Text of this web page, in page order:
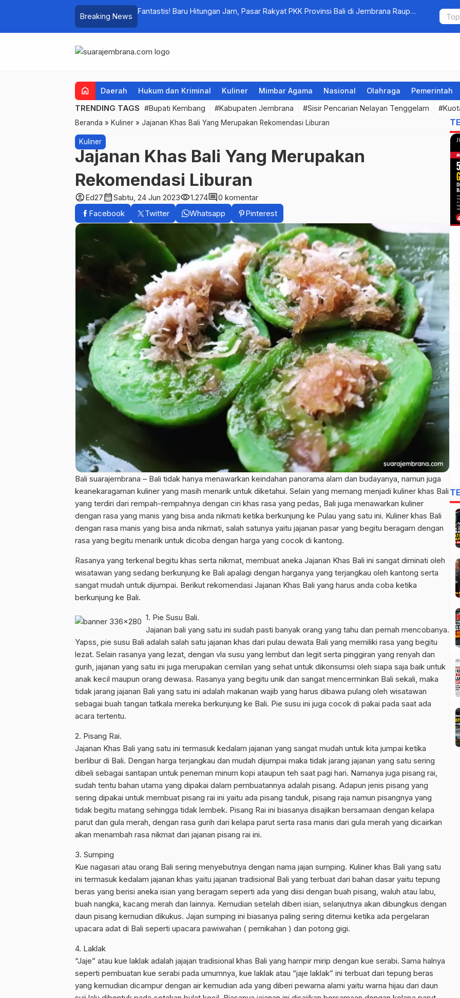
Breaking News
Fantastis! Baru Hitungan Jam, Pasar Rakyat PKK Provinsi Bali di Jembrana Raup
Bupati
untuk
home Daerah Hukum dan Kriminal Kuliner Mimbar Agama Nasional Olahraga Pemerintah
TRENDING TAGS #Bupati Kembang #Kabupaten Jembrana #Sisir Pencarian Nelayan Tenggelam
Beranda » Kuliner » Jajanan Khas Bali Yang Merupakan Rekomendasi Liburan
Kuliner
Jajanan Khas Bali Yang Merupakan
Rekomendasi Liburan
account_circleEd27calendar_monthSabtu, 24 Jun 2023visibility1.274comment0 komentar
Facebook
Twitter Whatsapp Pinterest
Bali suarajembrana – Bali tidak hanya menawarkan keindahan panorama alam dan budayanya, namun juga
keanekaragaman kuliner yang masih menarik untuk diketahui. Selain yang memang menjadi kuliner khas Bali
yang terdiri dari rempah-rempahnya dengan ciri khas rasa yang pedas, Bali juga menawarkan kuliner
dengan rasa yang manis yang bisa anda nikmati ketika berkunjung ke Pulau yang satu ini. Kuliner khas Bali
dengan rasa manis yang bisa anda nikmati, salah satunya yaitu jajanan pasar yang begitu beragam dengan
rasa yang begitu menarik untuk dicoba dengan harga yang cocok di kantong.
Rasanya yang terkenal begitu khas serta nikmat, membuat aneka Jajanan Khas Bali ini sangat diminati oleh
wisatawan yang sedang berkunjung ke Bali apalagi dengan harganya yang terjangkau oleh kantong serta
sangat mudah untuk dijumpai. Berikut rekomendasi Jajanan Khas Bali yang harus anda coba ketika
berkunjung ke Bali.
1. Pie Susu Bali.
Jajanan bali yang satu ini sudah pasti banyak orang yang tahu dan pernah mencobanya.
Yapss, pie susu Bali adalah salah satu jajanan khas dari pulau dewata Bali yang memiliki rasa yang begitu
lezat. Selain rasanya yang lezat, dengan vla susu yang lembut dan legit serta pinggiran yang renyah dan
gurih, jajanan yang satu ini juga merupakan cemilan yang sehat untuk dikonsumsi oleh siapa saja baik untuk
anak kecil maupun orang dewasa. Rasanya yang begitu unik dan sangat mencerminkan Bali sekali, maka
tidak jarang jajanan Bali yang satu ini adalah makanan wajib yang harus dibawa pulang oleh wisatawan
sebagai buah tangan tatkala mereka berkunjung ke Bali. Pie susu ini juga cocok di pakai pada saat ada
acara tertentu.
2. Pisang Rai.
Jajanan Khas Bali yang satu ini termasuk kedalam jajanan yang sangat mudah untuk kita jumpai ketika
berlibur di Bali. Dengan harga terjangkau dan mudah dijumpai maka tidak jarang jajanan yang satu sering
dibeli sebagai santapan untuk peneman minum kopi ataupun teh saat pagi hari. Namanya juga pisang rai,
sudah tentu bahan utama yang dipakai dalam pembuatannya adalah pisang. Adapun jenis pisang yang
sering dipakai untuk membuat pisang rai ini yaitu ada pisang tanduk, pisang raja namun pisangnya yang
tidak begitu matang sehingga tidak lembek. Pisang Rai ini biasanya disajikan bersamaan dengan kelapa
parut dan gula merah, dengan rasa gurih dari kelapa parut serta rasa manis dari gula merah yang dicairkan
akan menambah rasa nikmat dari jajanan pisang rai ini.
3. Sumping
Kue nagasari atau orang Bali sering menyebutnya dengan nama jajan sumping. Kuliner khas Bali yang satu
ini termasuk kedalam jajanan khas yaitu jajanan tradisional Bali yang terbuat dari bahan dasar yaitu tepung
beras yang berisi aneka isian yang beragam seperti ada yang diisi dengan buah pisang, waluh atau labu,
buah nangka, kacang merah dan lainnya. Kemudian setelah diberi isian, selanjutnya akan dibungkus dengan
daun pisang kemudian dikukus. Jajan sumping ini biasanya paling sering ditemui ketika ada pergelaran
upacara adat di Bali seperti upacara pawiwahan ( pernikahan ) dan potong gigi.
4. Laklak
“Jaje” atau kue laklak adalah jajajan tradisional khas Bali yang hampir mirip dengan kue serabi. Sama halnya
seperti pembuatan kue serabi pada umumnya, kue laklak atau “jaje laklak” ini terbuat dari tepung beras
yang kemudian dicampur dengan air kemudian ada yang diberi pewarna alami yaitu warna hijau dari daun